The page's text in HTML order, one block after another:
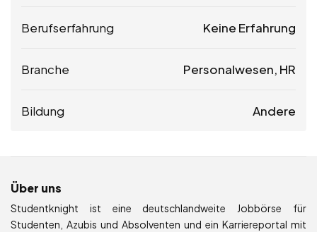
Berufserfahrung Keine Erfahrung
Branche Personalwesen, HR
Bildung Andere
Über uns
Studentknight ist eine deutschlandweite Jobbörse für
Studenten, Azubis und Absolventen und ein Karriereportal mit